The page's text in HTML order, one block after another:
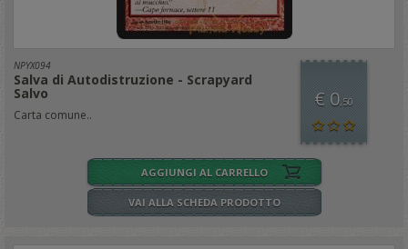
NPYX094
Salva di Autodistruzione - Scrapyard
Salvo
Carta comune..
€ 0,50
AGGIUNGI AL CARRELLO
VAI ALLA SCHEDA PRODOTTO